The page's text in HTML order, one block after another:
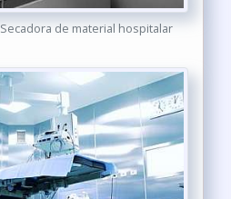
de material hospitalar